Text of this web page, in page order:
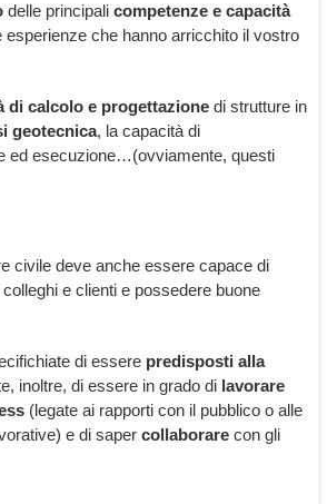
delle principalicompetenze e capacità
che hanno arricchito il vostro
di calcolo e progettazionedi strutture in
geotecnica, la capacità di
ed esecuzione…(ovviamente, questi
civile deve anche essere capace di
e clienti e possedere buone
di esserepredisposti alla
inoltre, di essere in grado di lavorare
(legate ai rapporti con il pubblico o alle
e di saper collaborarecon gli